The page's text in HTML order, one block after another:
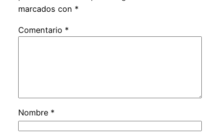
marcados con *
Comentario *
Nombre *